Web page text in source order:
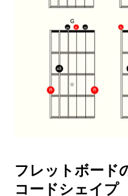
フレットボード
コードシェイプ